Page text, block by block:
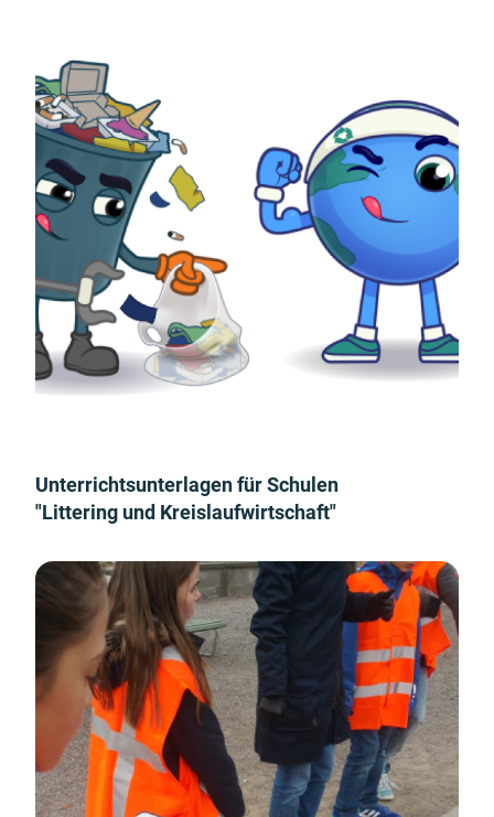
Unterrichtsunterlagen für Schulen
"Littering und Kreislaufwirtschaft"